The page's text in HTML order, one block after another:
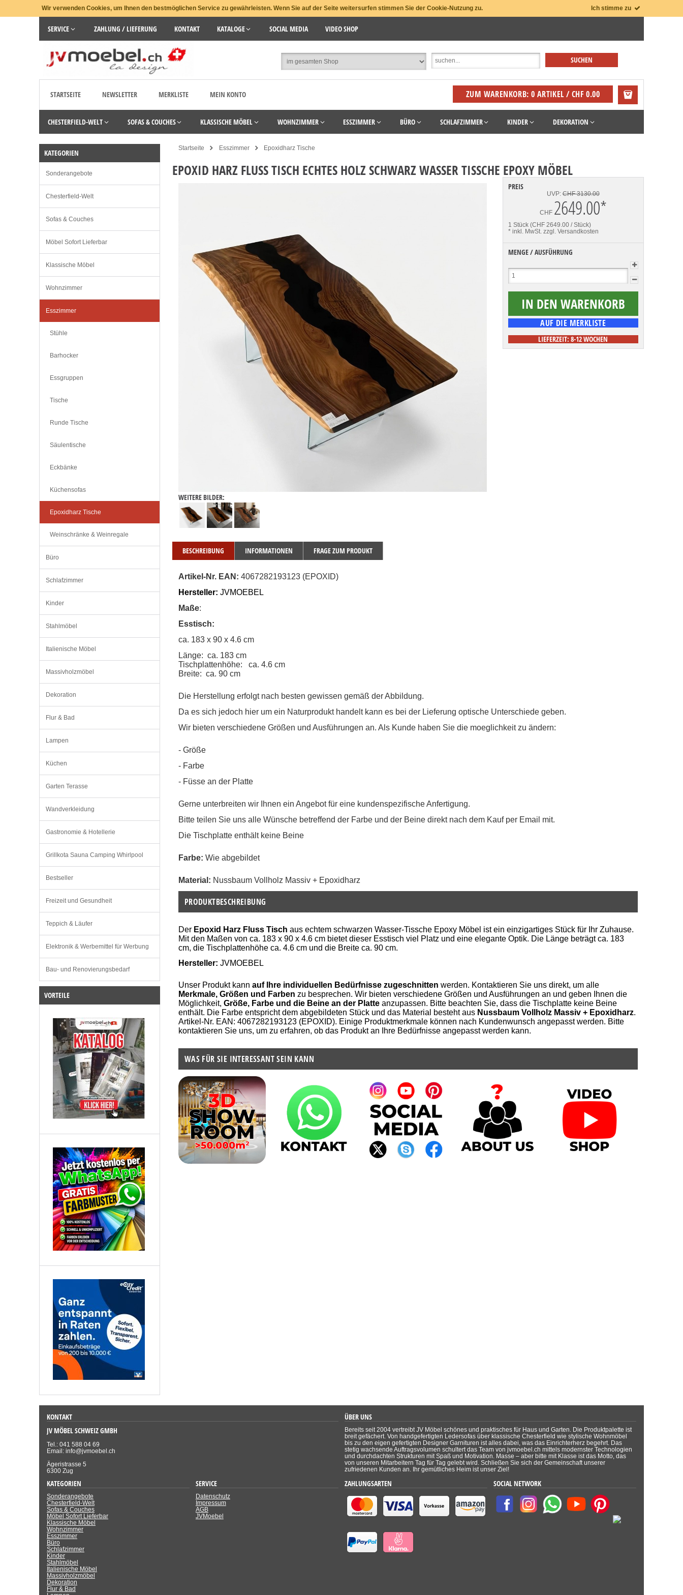
Wir verwenden Cookies, um Ihnen den bestmöglichen Service zu gewährleisten. Wenn Sie auf der Seite weitersurfen stimmen Sie der Cookie-Nutzung zu. Ich stimme zu
SERVICE ZAHLUNG / LIEFERUNG KONTAKT KATALOGE SOCIAL MEDIA VIDEO SHOP
STARTSEITE NEWSLETTER MERKLISTE MEIN KONTO ZUM WARENKORB: 0 ARTIKEL / CHF 0.00
CHESTERFIELD-WELT SOFAS & COUCHES KLASSISCHE MÖBEL WOHNZIMMER ESSZIMMER BÜRO SCHLAFZIMMER KINDER DEKORATION
Startseite Esszimmer Epoxidharz Tische
EPOXID HARZ FLUSS TISCH ECHTES HOLZ SCHWARZ WASSER TISSCHE EPOXY MÖBEL
WEITERE BILDER:
PREIS
UVP:CHF 3130.00
CHF 2649.00*
1 Stück (CHF 2649.00 / Stück)
* inkl. MwSt. zzgl. Versandkosten
MENGE / AUSFÜHRUNG
LIEFERZEIT: 8-12 WOCHEN
BESCHREIBUNG INFORMATIONEN FRAGE ZUM PRODUKT
Artikel-Nr. EAN: 4067282193123 (EPOXID)
Hersteller: JVMOEBEL
Maße:
Esstisch:
ca. 183 x 90 x 4.6 cm
Länge:  ca. 183 cm
Tischplattenhöhe:   ca. 4.6 cm
Breite:  ca. 90 cm
Die Herstellung erfolgt nach besten gewissen gemäß der Abbildung.
Da es sich jedoch hier um ein Naturprodukt handelt kann es bei der Lieferung optische Unterschiede geben.
Wir bieten verschiedene Größen und Ausführungen an. Als Kunde haben Sie die moeglichkeit zu ändern:
- Größe
- Farbe
- Füsse an der Platte
Gerne unterbreiten wir Ihnen ein Angebot für eine kundenspezifische Anfertigung.
Bitte teilen Sie uns alle Wünsche betreffend der Farbe und der Beine direkt nach dem Kauf per Email mit.
Die Tischplatte enthält keine Beine
Farbe: Wie abgebildet
Material: Nussbaum Vollholz Massiv + Epoxidharz
PRODUKTBESCHREIBUNG
Der Epoxid Harz Fluss Tisch aus echtem schwarzen Wasser-Tissche Epoxy Möbel ist ein einzigartiges Stück für Ihr Zuhause.
Mit den Maßen von ca. 183 x 90 x 4.6 cm bietet dieser Esstisch viel Platz und eine elegante Optik. Die Länge beträgt ca. 183
cm, die Tischplattenhöhe ca. 4.6 cm und die Breite ca. 90 cm.
Hersteller: JVMOEBEL
Unser Produkt kann auf Ihre individuellen Bedürfnisse zugeschnitten werden. Kontaktieren Sie uns direkt, um alle
Merkmale, Größen und Farben zu besprechen. Wir bieten verschiedene Größen und Ausführungen an und geben Ihnen die
Möglichkeit, Größe, Farbe und die Beine an der Platteanzupassen. Bitte beachten Sie, dass die Tischplatte keine Beine
enthält. Die Farbe entspricht dem abgebildeten Stück und das Material besteht aus Nussbaum Vollholz Massiv + Epoxidharz.
Artikel-Nr. EAN: 4067282193123 (EPOXID). Einige Produktmerkmale können nach Kundenwunsch angepasst werden. Bitte
kontaktieren Sie uns, um zu erfahren, ob das Produkt an Ihre Bedürfnisse angepasst werden kann.
WAS FÜR SIE INTERESSANT SEIN KANN
KATEGORIEN
Sonderangebote
Chesterfield-Welt
Sofas & Couches
Möbel Sofort Lieferbar
Klassische Möbel
Wohnzimmer
Esszimmer
Stühle
Barhocker
Essgruppen
Tische
Runde Tische
Säulentische
Eckbänke
Küchensofas
Epoxidharz Tische
Weinschränke & Weinregale
Büro
Schlafzimmer
Kinder
Stahlmöbel
Italienische Möbel
Massivholzmöbel
Dekoration
Flur & Bad
Lampen
Küchen
Garten Terasse
Wandverkleidung
Gastronomie & Hotellerie
Grillkota Sauna Camping Whirlpool
Bestseller
Freizeit und Gesundheit
Teppich & Läufer
Elektronik & Werbemittel für Werbung
Bau- und Renovierungsbedarf
VORTEILE
KONTAKT
JV MÖBEL SCHWEIZ GMBH
Tel.: 041 588 04 69
Email: info@jvmoebel.ch
Ägeristrasse 5
6300 Zug
ÜBER UNS
Bereits seit 2004 vertreibt JV Möbel schönes und praktisches für Haus und Garten. Die Produktpalette ist
breit gefächert. Von handgefertigten Ledersofas über klassische Chesterfield wie stylische Wohnmöbel
bis zu den eigen gefertigten Designer Garnituren ist alles dabei, was das Einrichterherz begehrt. Das
stetig wachsende Auftragsvolumen schultert das Team von jvmoebel.ch mittels modernster Technologien
und durchdachten Strukturen mit Spaß und Motivation. Masse – aber bitte mit Klasse ist das Motto, das
von unseren Mitarbeitern Tag für Tag gelebt wird. Schließen Sie sich der Gemeinschaft unserer
zufriedenen Kunden an. Ihr gemütliches Heim ist unser Ziel!
KATEGORIEN
Sonderangebote
Chesterfield-Welt
Sofas & Couches
Möbel Sofort Lieferbar
Klassische Möbel
Wohnzimmer
Esszimmer
Büro
Schlafzimmer
Kinder
Stahlmöbel
Italienische Möbel
Massivholzmöbel
Dekoration
Flur & Bad
SERVICE
Datenschutz
Impressum
AGB
JVMoebel
ZAHLUNGSARTEN SOCIAL NETWORK